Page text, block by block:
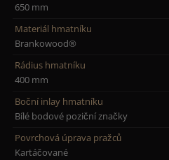
650 mm
Materiál hmatníku
Brankowood®
Rádius hmatníku
400 mm
Boční inlay hmatníku
Bílé bodové poziční značky
Povrchová úprava pražců
Kartáčované